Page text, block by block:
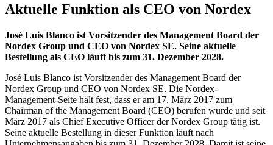
Aktuelle Funktion als CEO von Nordex
José Luis Blanco ist Vorsitzender des Management Board der
Nordex Group und CEO von Nordex SE. Seine aktuelle
Bestellung als CEO läuft bis zum 31. Dezember 2028.
José Luis Blanco ist Vorsitzender des Management Board der
Nordex Group und CEO von Nordex SE. Die Nordex-
Management-Seite hält fest, dass er am 17. März 2017 zum
Chairman of the Management Board (CEO) berufen wurde und seit
März 2017 als Chief Executive Officer der Nordex Group tätig ist.
Seine aktuelle Bestellung in dieser Funktion läuft nach